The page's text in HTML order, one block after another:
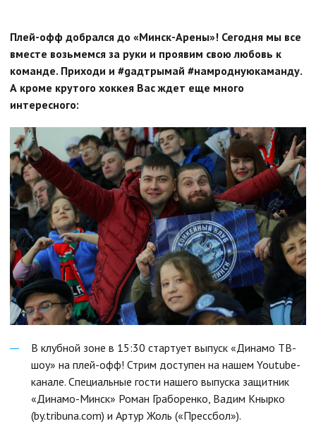
Плей-офф добрался до «Минск-Арены»! Сегодня мы все
вместе возьмемся за руки и проявим свою любовь к
команде. Приходи и #gадтрымай #намроднуюкаманду.
А кроме крутого хоккея Вас ждет еще много
интересного:
В клубной зоне в 15:30 стартует выпуск «Динамо ТВ-
шоу» на плей-офф! Стрим доступен на нашем Youtube-
канале. Специальные гости нашего выпуска защитник
«Динамо-Минск» Роман Граборенко, Вадим Кнырко
(by.tribuna.com) и Артур Жоль («Прессбол»).